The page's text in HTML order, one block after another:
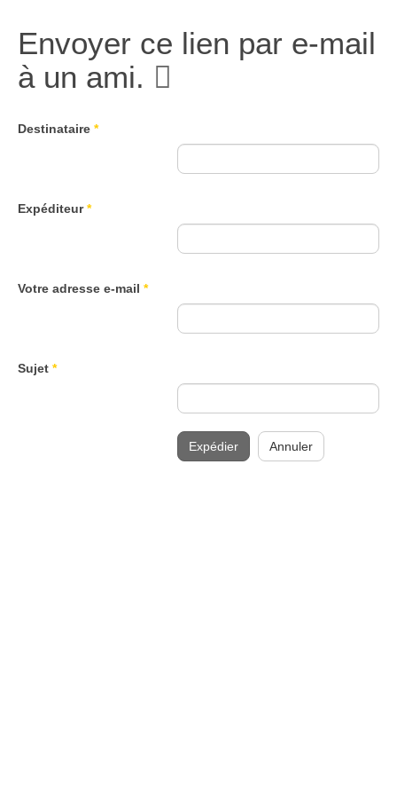
Envoyer ce lien par e-mail
à un ami.
Destinataire *
Expéditeur*
Votre adresse e-mail *
Sujet *
Expédier Annuler